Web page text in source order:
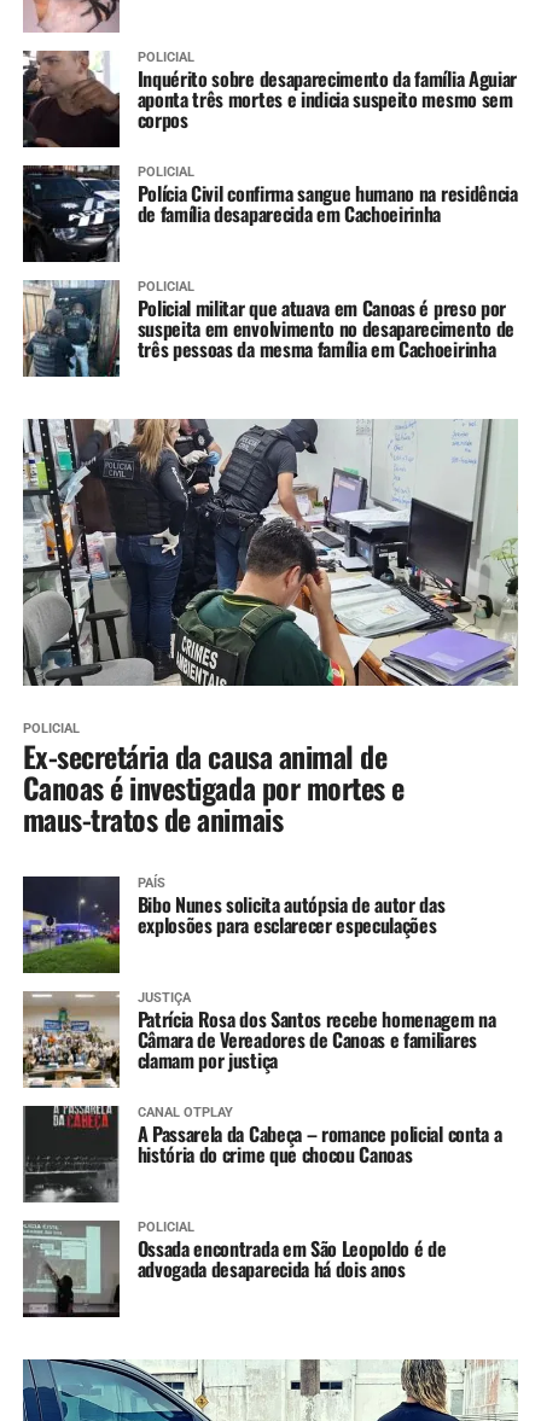
POLICIAL
Inquérito sobre desaparecimento da família Aguiar
aponta três mortes e indicia suspeito mesmo sem
corpos
POLICIAL
Polícia Civil confirma sangue humano na residência
de família desaparecida em Cachoeirinha
POLICIAL
Policial militar que atuava em Canoas é preso por
suspeita em envolvimento no desaparecimento de
três pessoas da mesma família em Cachoeirinha
POLICIAL
Ex-secretária da causa animal de
Canoas é investigada por mortes e
maus-tratos de animais
PAÍS
Bibo Nunes solicita autópsia de autor das
explosões para esclarecer especulações
JUSTIÇA
Patrícia Rosa dos Santos recebe homenagem na
Câmara de Vereadores de Canoas e familiares
clamam por justiça
CANAL OTPLAY
A Passarela da Cabeça – romance policial conta a
história do crime que chocou Canoas
POLICIAL
Ossada encontrada em São Leopoldo é de
advogada desaparecida há dois anos